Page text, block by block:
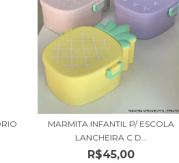
MARMITA INFANTIL P/ ESCOLA
LANCHEIRA C D...
R$45,00